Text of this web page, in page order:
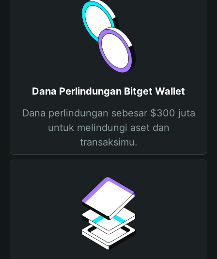
Dana Perlindungan Bitget Wallet
Dana perlindungan sebesar $300 juta
untuk melindungi aset dan
transaksimu.